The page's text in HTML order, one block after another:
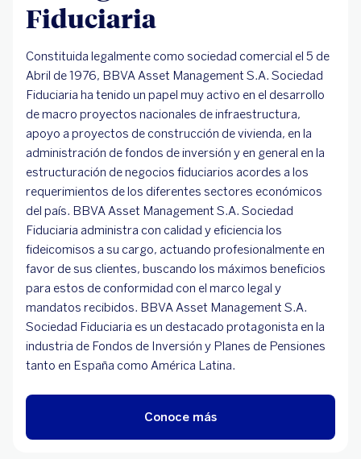
Fiduciaria
Constituida legalmente como sociedad comercial el 5 de
Abril de 1976, BBVA Asset Management S.A. Sociedad
Fiduciaria ha tenido un papel muy activo en el desarrollo
de macro proyectos nacionales de infraestructura,
apoyo a proyectos de construcción de vivienda, en la
administración de fondos de inversión y en general en la
estructuración de negocios fiduciarios acordes a los
requerimientos de los diferentes sectores económicos
del país. BBVA Asset Management S.A. Sociedad
Fiduciaria administra con calidad y eficiencia los
fideicomisos a su cargo, actuando profesionalmente en
favor de sus clientes, buscando los máximos beneficios
para estos de conformidad con el marco legal y
mandatos recibidos. BBVA Asset Management S.A.
Sociedad Fiduciaria es un destacado protagonista en la
industria de Fondos de Inversión y Planes de Pensiones
tanto en España como América Latina.
Conoce más